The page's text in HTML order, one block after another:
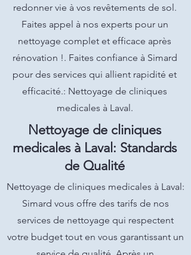
redonner vie à vos revêtements de sol.
Faites appel à nos experts pour un
nettoyage complet et efficace après
rénovation !. Faites confiance à Simard
pour des services qui allient rapidité et
efficacité.: Nettoyage de cliniques
medicales à Laval.
Nettoyage de cliniques
medicales à Laval: Standards
de Qualité
Nettoyage de cliniques medicales à Laval:
Simard vous offre des tarifs de nos
services de nettoyage qui respectent
votre budget tout en vous garantissant un